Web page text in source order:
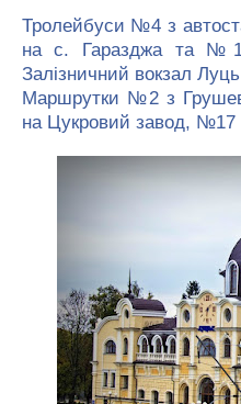
Тролейбуси №4 з
на с. Гаразджа та
Залізничний вокзал
Маршрутки №2 з
на Цукровий завод, №17